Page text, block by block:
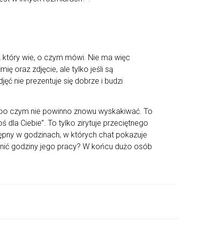
wie, o czym mówi. Nie ma więc
oraz zdjęcie, ale tylko jeśli są
nie prezentuje się dobrze i budzi
czym nie powinno znowu wyskakiwać. To
dla Ciebie”. To tylko zirytuje przeciętnego
w godzinach, w których chat pokazuje
godziny jego pracy? W końcu dużo osób